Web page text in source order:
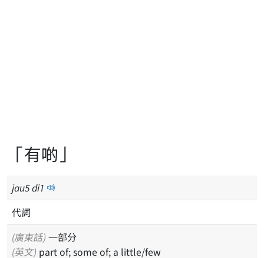
「有啲」
jau5di1
代詞
(廣東話) 一部分
(英文) part of; some of; a little/few